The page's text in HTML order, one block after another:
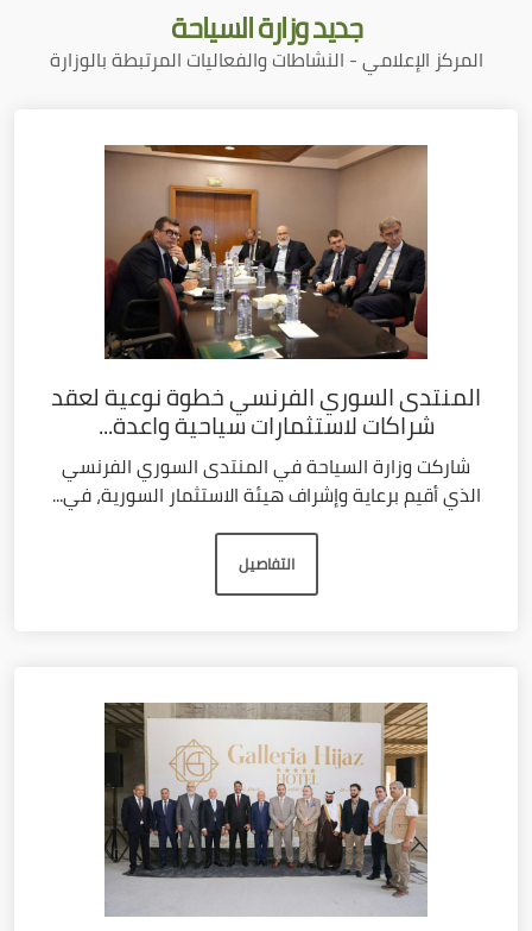
جديدوزارة السياحة
المركز الإعلامي - النشاطات والفعاليات المرتبطة بالوزارة
المنتدى السوري الفرنسي خطوة نوعية لعقد
شراكات لاستثمارات سياحية واعدة...
شاركت وزارة السياحة في المنتدى السوري الفرنسي
الذي أقيم برعاية وإشراف هيئة الاستثمار السورية، في...
التفاصيل